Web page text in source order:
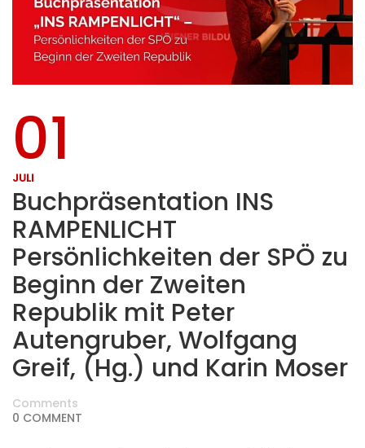
01
JULI
Buchpräsentation INS
RAMPENLICHT
Persönlichkeiten der SPÖ zu
Beginn der Zweiten
Republik mit Peter
Autengruber, Wolfgang
Greif, (Hg.) und Karin Moser
Comments
0 COMMENT